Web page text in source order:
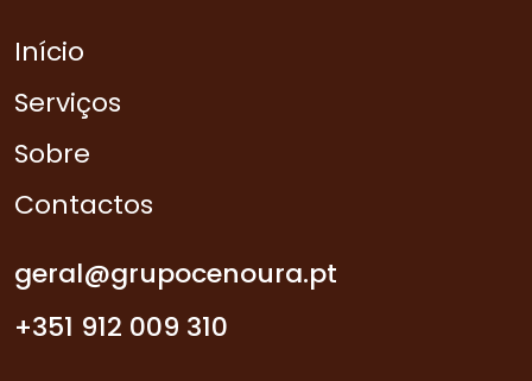
Início
Serviços
Sobre
Contactos
geral@grupocenoura.pt
+351 912 009 310